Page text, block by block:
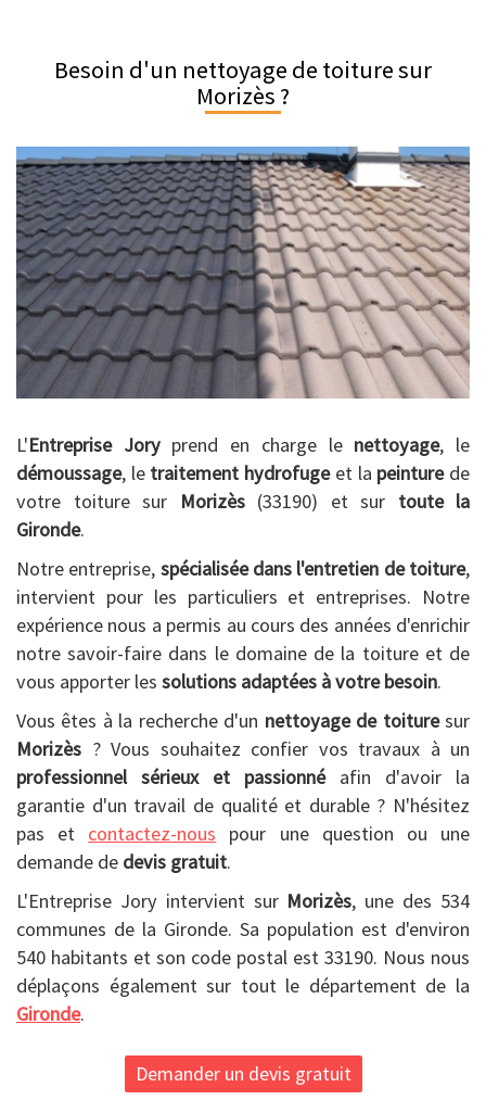
Besoin d'un nettoyage de toiture sur
Morizès ?
L'Entreprise Joryprend en charge le nettoyage, le
démoussage, le traitement hydrofugeet la peinturede
votre toiture sur
Morizès(33190) et sur toute la
Gironde.
Notre entreprise, spécialisée dans l'entretien de toiture,
intervient pour les particuliers et entreprises. Notre
expérience nous a permis au cours des années d'enrichir
notre savoir-faire dans le domaine de la toiture et de
vous apporter les solutions adaptées à votre besoin.
Vous êtes à la recherche d'un nettoyage de toituresur
Morizès ? Vous souhaitez confier vos travaux à un
professionnel sérieux et passionnéafin d'avoir la
garantie d'un travail de qualité et durable ? N'hésitez
pas et contactez-nous pour une question ou une
demande de devis gratuit.
L'Entreprise Jory intervient sur Morizès, une des 534
communes de la Gironde. Sa population est d'environ
540 habitants et son code postal est 33190. Nous nous
déplaçons également sur tout le département de la
Gironde.
Demander un devis gratuit